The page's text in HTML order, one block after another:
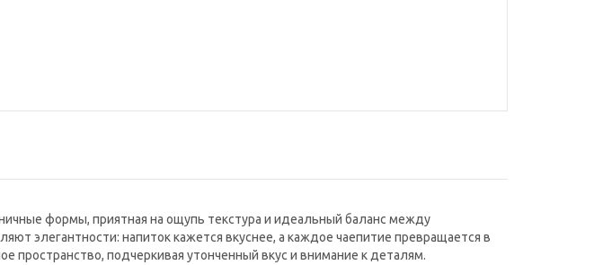
формы, приятная на ощупь текстура и идеальный баланс между
элегантности: напиток кажется вкуснее, а каждое чаепитие превращается в
пространство, подчеркивая утонченный вкус и внимание к деталям.